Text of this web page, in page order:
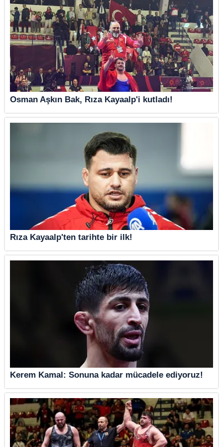
Osman Aşkın Bak, Rıza Kayaalp'i kutladı!
Rıza Kayaalp'ten tarihte bir ilk!
Kerem Kamal: Sonuna kadar mücadele ediyoruz!